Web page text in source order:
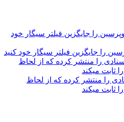
را جایگزین فیلتر سیگار خود کنید
را منتشر کرده که از لحاظ
ثابت میکند